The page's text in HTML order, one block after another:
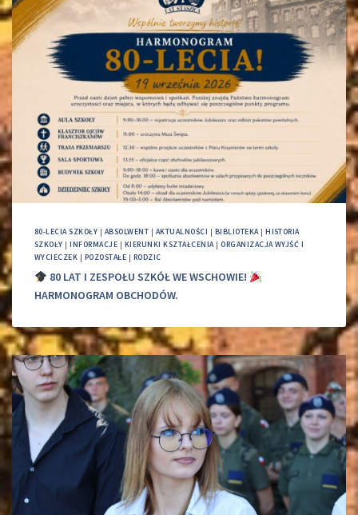
80-LECIA SZKOŁY | ABSOLWENT | AKTUALNOŚCI | BIBLIOTEKA|HISTORIA
SZKOŁY |INFORMACJE | KIERUNKI KSZTAŁCENIA|ORGANIZACJA WYJŚĆ I
WYCIECZEK | POZOSTAŁE | RODZIC
80 LAT I ZESPOŁU SZKÓŁ WE WSCHOWIE!
HARMONOGRAM OBCHODÓW.